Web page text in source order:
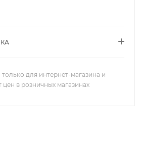
для интернет-магазина и
цен в розничных магазинах